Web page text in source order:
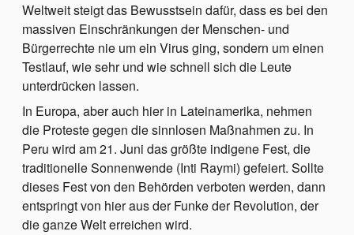
Weltweit steigt das Bewusstsein dafür, dass es bei den
massiven Einschränkungen der Menschen- und
Bürgerrechte nie um ein Virus ging, sondern um einen
Testlauf, wie sehr und wie schnell sich die Leute
unterdrücken lassen.
In Europa, aber auch hier in Lateinamerika, nehmen
die Proteste gegen die sinnlosen Maßnahmen zu. In
Peru wird am 21. Juni das größte indigene Fest, die
traditionelle Sonnenwende (Inti Raymi) gefeiert. Sollte
dieses Fest von den Behörden verboten werden, dann
entspringt von hier aus der Funke der Revolution, der
die ganze Welt erreichen wird.